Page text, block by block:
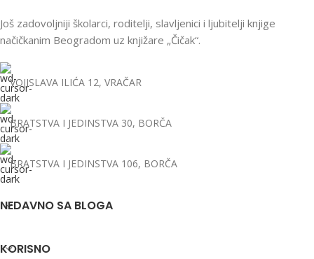
Još zadovoljniji školarci, roditelji, slavljenici i ljubitelji knjige
načičkanim Beogradom uz knjižare „Čičak“.
VOJISLAVA ILIĆA 12, VRAČAR
BRATSTVA I JEDINSTVA 30, BORČA
BRATSTVA I JEDINSTVA 106, BORČA
NEDAVNO SA BLOGA
KORISNO